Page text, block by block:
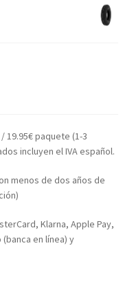
19.95€ paquete (1-3
incluyen el IVA español.
menos de dos años de
Klarna, Apple Pay,
en línea) y